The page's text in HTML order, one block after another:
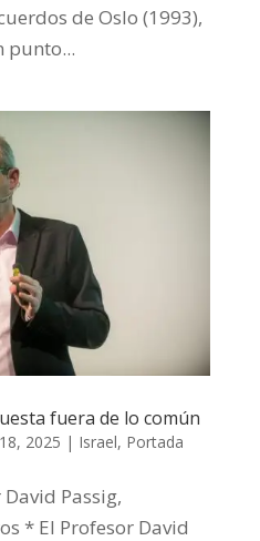
de Oslo (1993),
punto...
fuera de lo común
2025 | Israel, Portada
Passig,
* El Profesor David